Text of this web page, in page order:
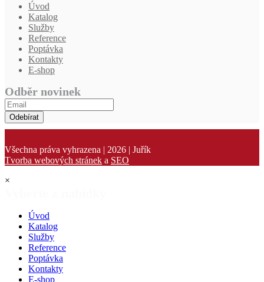
Úvod
Katalog
Služby
Reference
Poptávka
Kontakty
E-shop
Odběr novinek
Odebírat
Všechna práva vyhrazena | 2026 | Juřík
Tvorba webových stránek a SEO
×
Úvod
Katalog
Služby
Reference
Poptávka
Kontakty
E-shop